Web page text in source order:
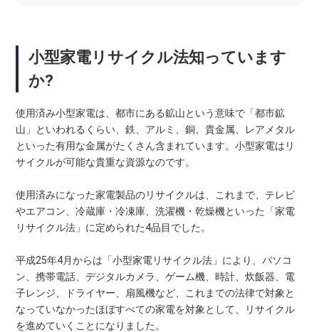
小型家電リサイクル法知っています
か?
使用済み小型家電は、都市にある鉱山という意味で「都市鉱
山」といわれるくらい、鉄、アルミ、銅、貴金属、レアメタル
といった有用な金属がたくさん含まれています。小型家電はリ
サイクルが可能な貴重な資源なのです。
使用済みになった家電製品のリサイクルは、これまで、テレビ
やエアコン、冷蔵庫・冷凍庫、洗濯機・乾燥機といった「家電
リサイクル法」に定められた4品目でした。
平成25年4月からは「小型家電リサイクル法」により、パソコ
ン、携帯電話、デジタルカメラ、ゲーム機、時計、炊飯器、電
子レンジ、ドライヤー、扇風機など、これまでの法律で対象と
なっていなかったほぼすべての家電を対象として、リサイクル
を進めていくことになりました。